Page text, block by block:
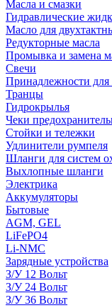
Масла и смазки
Гидравлические
Масло для
Редукторные масла
Промывка и замена
Свечи
Принадлежности
Транцы
Гидрокрылья
Чеки
Стойки и тележки
Удлинители румпеля
Шланги для систем
Выхлопные шланги
Электрика
Аккумуляторы
Бытовые
AGM, GEL
LiFePO4
Li-NMC
Зарядные устройства
З/У 12 Вольт
З/У 24 Вольт
З/У 36 Вольт